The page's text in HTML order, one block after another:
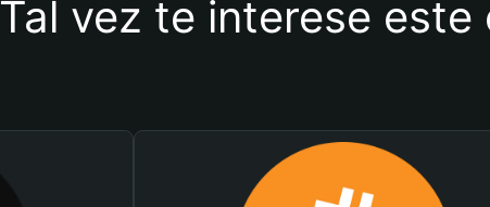
Tal vez te interese este